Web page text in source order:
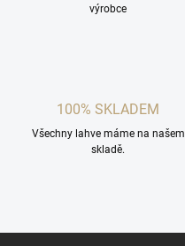
výrobce
100% SKLADEM
Všechny lahve máme na našem
skladě.